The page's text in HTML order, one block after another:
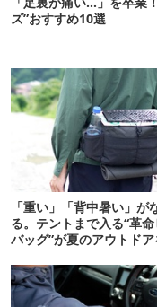
ズ”おすすめ10選
「重い」「背中暑い」が
る。テントまで入る“革
バッグ”が夏のアウトドア